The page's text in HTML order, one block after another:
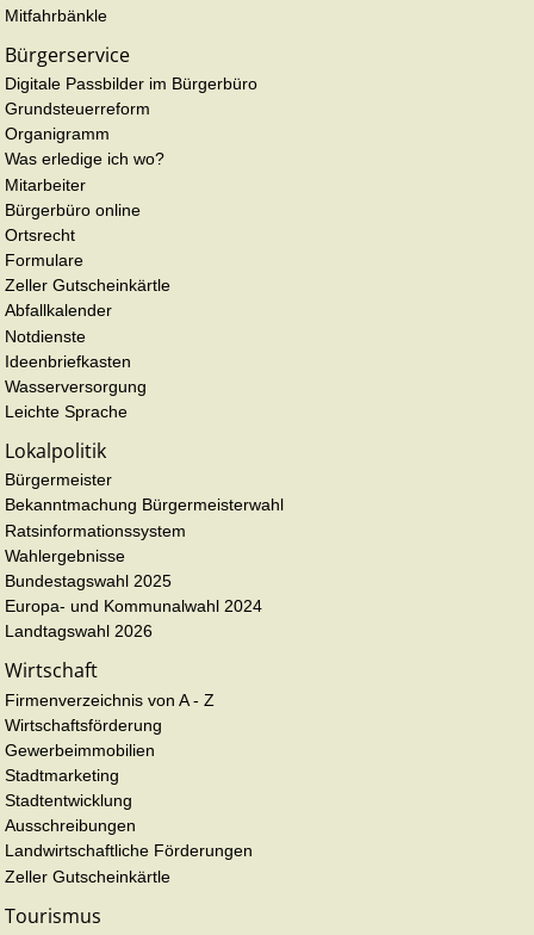
Mitfahrbänkle
Bürgerservice
Digitale Passbilder im Bürgerbüro
Grundsteuerreform
Organigramm
Was erledige ich wo?
Mitarbeiter
Bürgerbüro online
Ortsrecht
Formulare
Zeller Gutscheinkärtle
Abfallkalender
Notdienste
Ideenbriefkasten
Wasserversorgung
Leichte Sprache
Lokalpolitik
Bürgermeister
Bekanntmachung Bürgermeisterwahl
Ratsinformationssystem
Wahlergebnisse
Bundestagswahl 2025
Europa- und Kommunalwahl 2024
Landtagswahl 2026
Wirtschaft
Firmenverzeichnis von A - Z
Wirtschaftsförderung
Gewerbeimmobilien
Stadtmarketing
Stadtentwicklung
Ausschreibungen
Landwirtschaftliche Förderungen
Zeller Gutscheinkärtle
Tourismus